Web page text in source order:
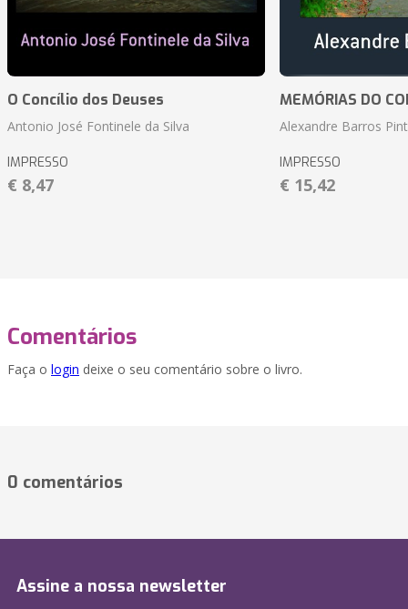
O Concílio dos Deuses
Antonio José Fontinele da Silva
IMPRESSO
€ 8,47
MEMÓRIAS DO
Alexandre Barros
IMPRESSO
€ 15,42
Comentários
Faça o login deixe o seu comentário sobre o livro.
0 comentários
Assine a nossa newsletter